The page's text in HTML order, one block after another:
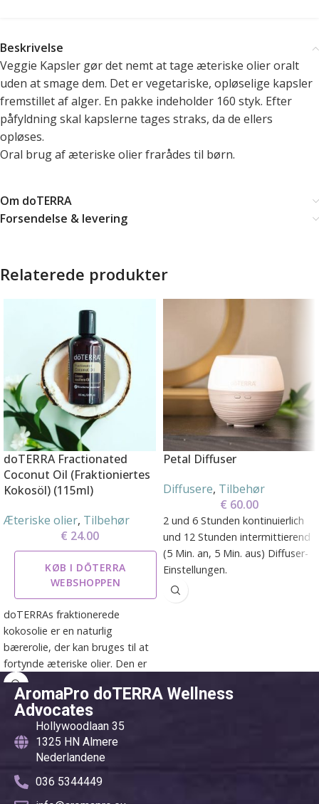
Beskrivelse
Veggie Kapsler gør det nemt at tage æteriske olier oralt
uden at smage dem. Det er vegetariske, opløselige kapsler
fremstillet af alger. En pakke indeholder 160 styk. Efter
påfyldning skal kapslerne tages straks, da de ellers
opløses.
Oral brug af æteriske olier frarådes til børn.
Om doTERRA
Forsendelse & levering
Relaterede produkter
doTERRA Fractionated
Coconut Oil (Fraktioniertes
Kokosöl) (115ml)
Æteriske olier, Tilbehør
€ 24.00
KØB I DŌTERRA
WEBSHOPPEN
doTERRAs fraktionerede
kokosolie er en naturlig
bærerolie, der kan bruges til at
fortynde æteriske olier. Den er
for eksempel velegnet til at lave
rollerblandinger eller til
massage.
Petal Diffuser
Diffusere, Tilbehør
€ 60.00
2 und 6 Stunden kontinuierlich
und 12 Stunden intermittierend
(5 Min. an, 5 Min. aus) Diffuser-
Einstellungen.
Optionale Lichteinstellungen:
Nachtlicht oder ohne Licht.
der Anwendung.
AromaPro doTERRA Wellness
Advocates
Hollywoodlaan 35
1325 HN Almere
Nederlandene
036 5344449